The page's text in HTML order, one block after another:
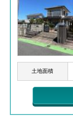
土地面積